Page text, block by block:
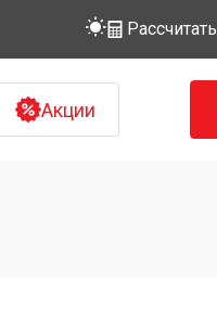
Рассчитать
Акции